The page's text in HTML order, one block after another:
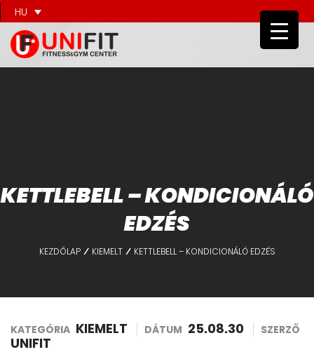
HU
KETTLEBELL – KONDICIONÁLÓ
EDZÉS
KEZDŐLAP / KIEMELT / KETTLEBELL – KONDICIONÁLÓ EDZÉS
KATEGÓRIA KIEMELT DÁTUM 25.08.30 SZERZŐ
UNIFIT